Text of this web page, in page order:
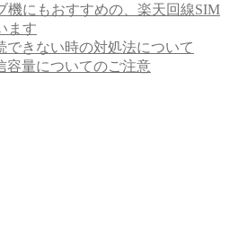
機にもおすすめの、楽天回線SIM
ます
できない時の対処法について
容量についてのご注意